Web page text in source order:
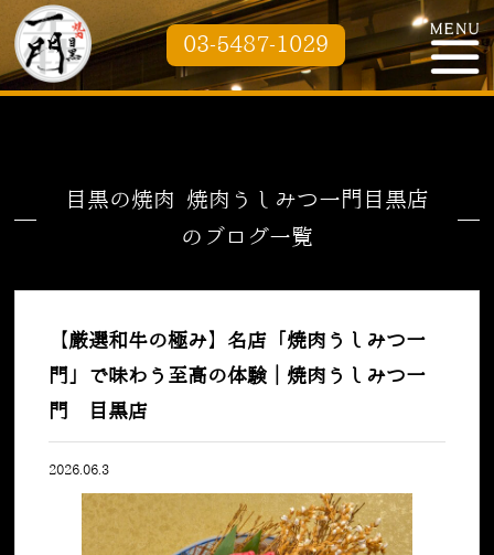
03-5487-1029
目黒の焼肉 焼肉うしみつ一門目黒店
のブログ一覧
【厳選和牛の極み】名店「焼肉うしみつ一
門」で味わう至高の体験｜焼肉うしみつ一
門 目黒店
2026.06.3